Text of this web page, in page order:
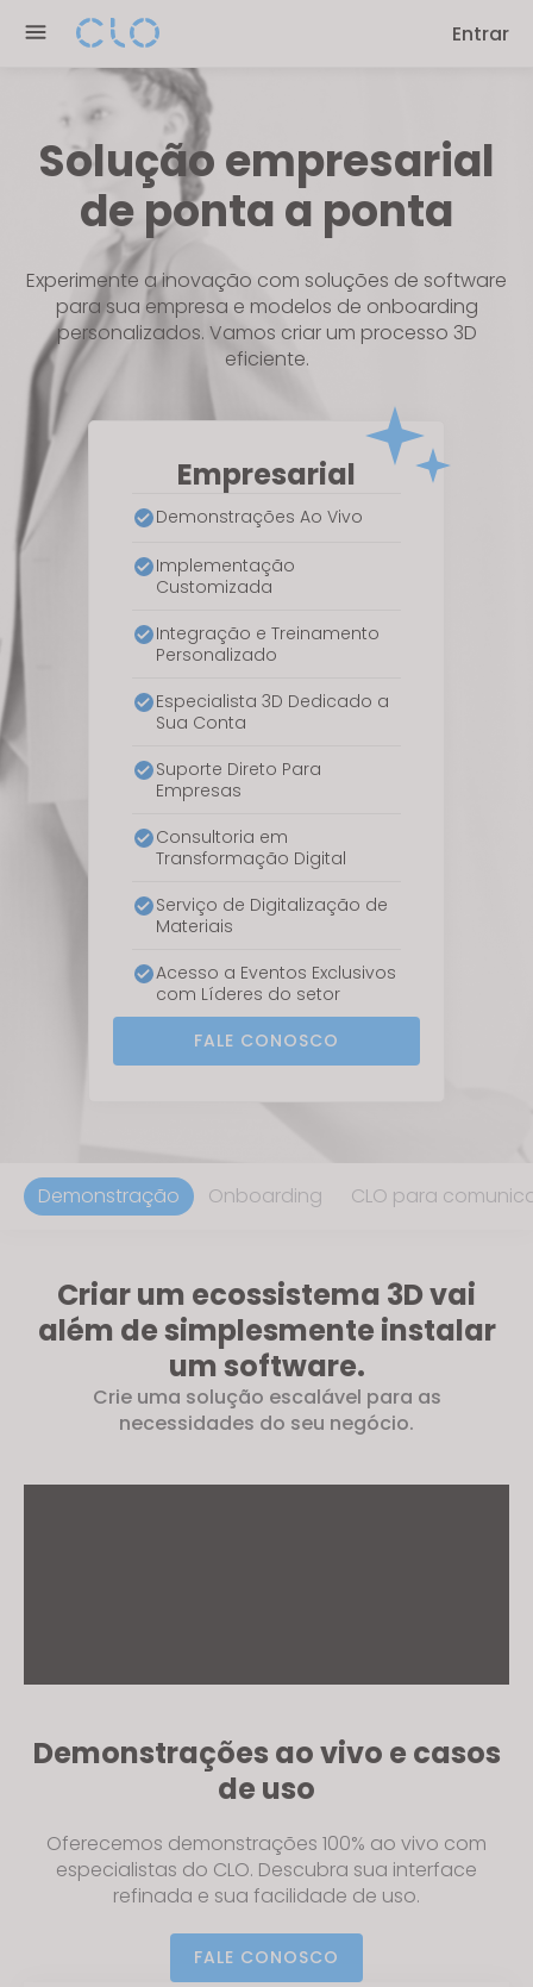
note:
includes
accessibility
Entrar
Solução empresarial
de ponta a ponta
Experimente a inovação com soluções de software
para sua empresa e modelos de onboarding
personalizados. Vamos criar um processo 3D
eficiente.
Empresarial
Demonstrações Ao Vivo
Implementação
Customizada
Integração e Treinamento
Personalizado
Especialista 3D Dedicado a
Sua Conta
Suporte Direto Para
Empresas
Consultoria em
Transformação Digital
Serviço de Digitalização de
Materiais
Acesso a Eventos Exclusivos
com Líderes do setor
FALE CONOSCO
Demonstração Onboarding CLO para
Criar um ecossistema 3D vai
além de simplesmente instalar
um software.
Crie uma solução escalável para as
necessidades do seu negócio.
Demonstrações ao vivo e casos
de uso
Oferecemos demonstrações 100% ao vivo com
especialistas do CLO. Descubra sua interface
refinada e sua facilidade de uso.
FALE CONOSCO